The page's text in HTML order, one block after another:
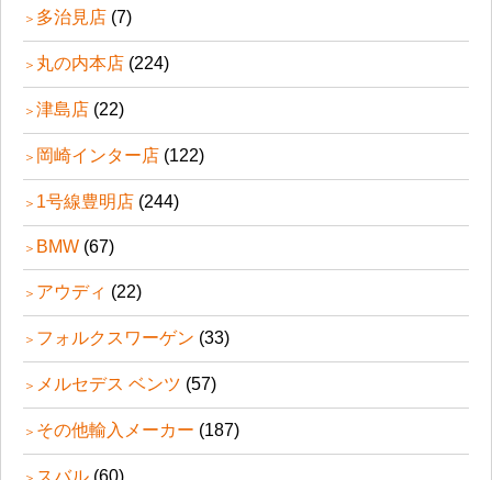
多治見店 (7)
丸の内本店 (224)
津島店 (22)
岡崎インター店 (122)
1号線豊明店 (244)
BMW (67)
アウディ (22)
フォルクスワーゲン (33)
メルセデス ベンツ (57)
その他輸入メーカー (187)
スバル (60)